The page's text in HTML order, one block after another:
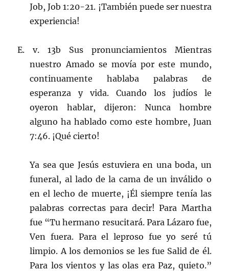
Job, Job 1:20-21. ¡También puede ser nuestra
experiencia!
E. v. 13b Sus pronunciamientos Mientras
nuestro Amado se movía por este mundo,
continuamente hablaba palabras de
esperanza y vida. Cuando los judíos le
oyeron hablar, dijeron: Nunca hombre
alguno ha hablado como este hombre, Juan
7:46. ¡Qué cierto!
Ya sea que Jesús estuviera en una boda, un
funeral, al lado de la cama de un inválido o
en el lecho de muerte, ¡Él siempre tenía las
palabras correctas para decir! Para Martha
fue “Tu hermano resucitará. Para Lázaro fue,
Ven fuera. Para el leproso fue yo seré tú
limpio. A los demonios se les fue Salid de él.
Para los vientos y las olas era Paz, quieto.”